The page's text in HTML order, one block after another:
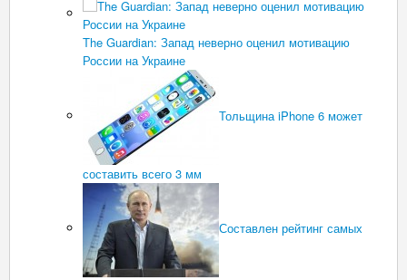
The Guardian: Запад неверно оценил мотивацию
России на Украине
Тольщина iPhone 6 может
составить всего 3 мм
Составлен рейтинг самых